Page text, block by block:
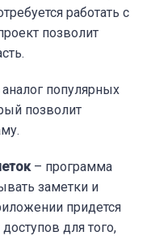
работать с
позволит
аналог популярных
позволит
– программа
заметки и
придется
для того,